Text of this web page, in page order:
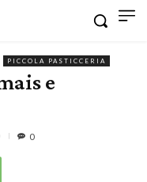
PICCOLA PASTICCERIA
e
0